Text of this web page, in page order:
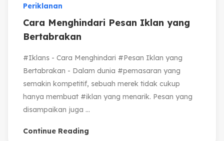
Periklanan
Cara Menghindari Pesan Iklan yang
Bertabrakan
#Iklans - Cara Menghindari #Pesan Iklan yang
Bertabrakan - Dalam dunia #pemasaran yang
semakin kompetitif, sebuah merek tidak cukup
hanya membuat #iklan yang menarik. Pesan yang
disampaikan juga ...
Continue Reading